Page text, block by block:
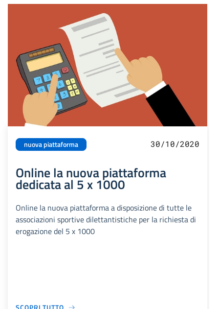
nuova piattaforma 30/10/2020
Online la nuova piattaforma
dedicata al 5 x 1000
Online la nuova piattaforma a disposizione di tutte le
associazioni sportive dilettantistiche per la richiesta di
erogazione del 5 x 1000